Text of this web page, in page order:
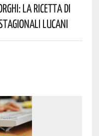
La Ricetta Di
Lucani